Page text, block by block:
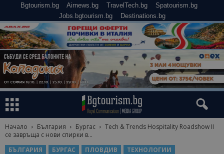
Bgtourism.bg Airnews.bg TravelTech.bg
Spatourism.bg
Jobs.bgtourism.bg
Destinations.bg
Начало България Бургас
Tech & Trends Hospitality Roadshow II
се завръща с нови спирки в...
БЪЛГАРИЯ
БУРГАС ПЛОВДИВ ТЕХНОЛОГИИ